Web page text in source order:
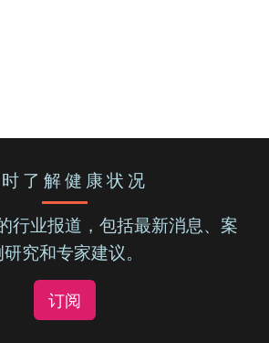
了解健康状况
行业报道，包括最新消息、案
究和专家建议。
订阅